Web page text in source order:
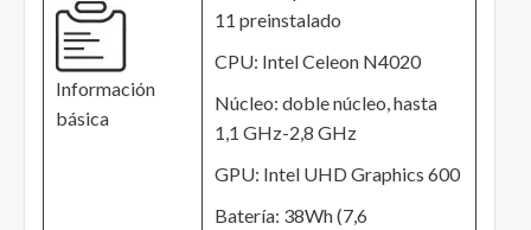
Información
básica
11 preinstalado
CPU: Intel Celeon N4020
Núcleo: doble núcleo, hasta
1,1 GHz-2,8 GHz
GPU: Intel UHD Graphics 600
Batería: 38Wh (7,6